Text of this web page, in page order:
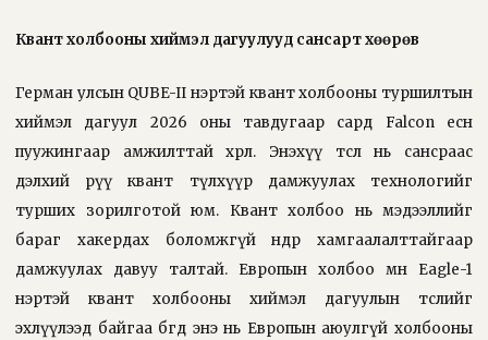
Квант холбооны хиймэл дагуулууд сансарт хөөрөв
Герман улсын QUBE-II нэртэй квант холбооны туршилтын
хиймэл дагуул 2026 оны тавдугаар сард Falcon есөн
пуужингаар амжилттай хөөрлөө. Энэхүү төсөл нь сансраас
дэлхий рүү квант түлхүүр дамжуулах технологийг
турших зорилготой юм. Квант холбоо нь мэдээллийг
бараг хакердах боломжгүй өндөр хамгаалалттайгаар
дамжуулах давуу талтай. Европын холбоо мөн Eagle-1
нэртэй квант холбооны хиймэл дагуулын төслийг
эхлүүлээд байгаа бөгөөд энэ нь Европын аюулгүй холбооны